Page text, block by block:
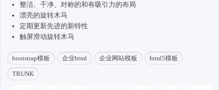
整洁、干净、对称的和有吸引力的布局
漂亮的旋转木马
定期更新先进的新特性
触屏滑动旋转木马
bootstrap模板 企业html 企业网站模板 html5模板
TRUNK